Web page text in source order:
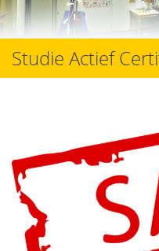
content
Studie Actief